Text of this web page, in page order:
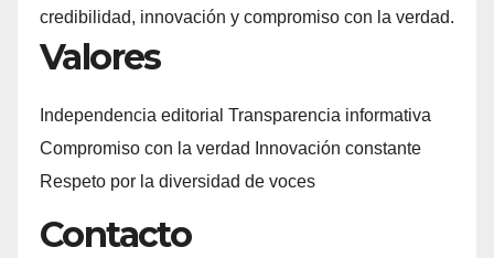
credibilidad, innovación y compromiso con la verdad.
Valores
Independencia editorial Transparencia informativa
Compromiso con la verdad Innovación constante
Respeto por la diversidad de voces
Contacto